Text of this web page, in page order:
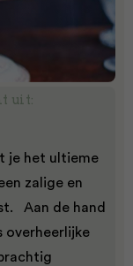
uit:
je het ultieme
zalige en
Aan de hand
overheerlijke